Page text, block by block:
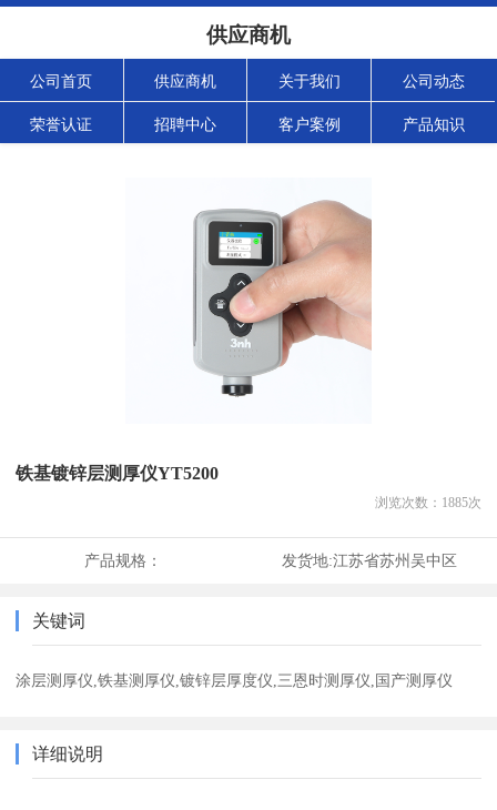
供应商机
公司首页 供应商机 关于我们 公司动态
荣誉认证 招聘中心 客户案例 产品知识
铁基镀锌层测厚仪YT5200
浏览次数： 1885次
产品规格： 发货地:江苏省苏州吴中区
关键词
涂层测厚仪,铁基测厚仪,镀锌层厚度仪,三恩时测厚仪,国产测厚仪
详细说明